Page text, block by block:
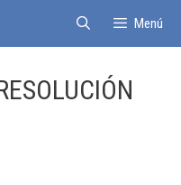
Menú